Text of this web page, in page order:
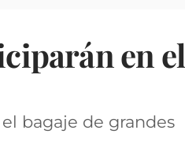
en el
bagaje de grandes